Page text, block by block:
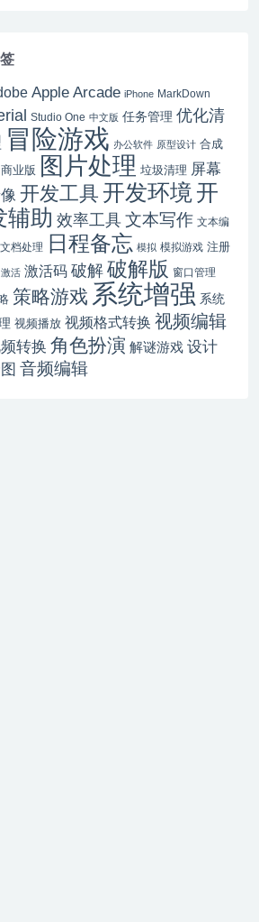
Apple Arcade iPhone MarkDown
Studio One 中文版 任务管理 优化清
冒险游戏 办公软件 原型设计 合成
商业版 图片处理 垃圾清理 屏幕
开发工具 开发环境开
辅助 效率工具 文本写作 文本编
文档处理 日程备忘 模拟 模拟游戏 注册
激活 激活码 破解破解版 窗口管理
策略游戏 系统增强 系统
视频播放 视频格式转换 视频编辑
转换 角色扮演 解谜游戏 设计
音频编辑